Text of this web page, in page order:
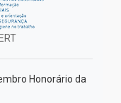
Honorário da